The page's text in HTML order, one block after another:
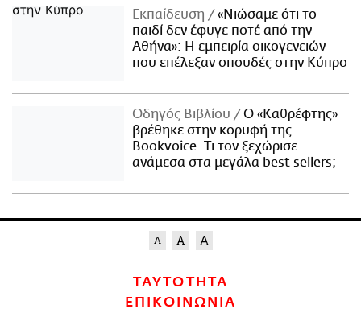
Εκπαίδευση
«Νιώσαμε ότι το
παιδί δεν έφυγε ποτέ από την
Αθήνα»: Η εμπειρία οικογενειών
που επέλεξαν σπουδές στην Κύπρο
Οδηγός Βιβλίου
Ο «Καθρέφτης»
βρέθηκε στην κορυφή της
Bookvoice. Τι τον ξεχώρισε
ανάμεσα στα μεγάλα best sellers;
ΤΑΥΤΟΤΗΤΑ
ΕΠΙΚΟΙΝΩΝΙΑ